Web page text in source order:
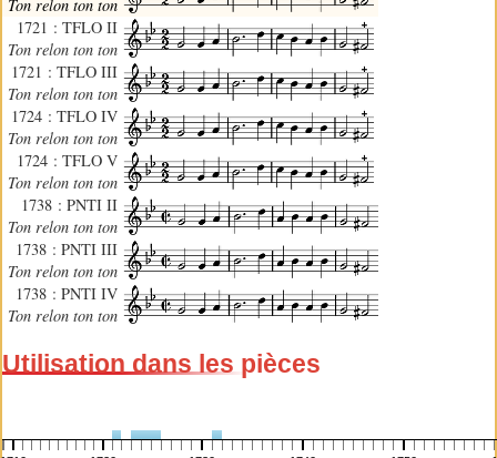
Ton relon ton ton
1721 : TFLO II
Ton relon ton ton
1721 : TFLO III
Ton relon ton ton
1724 : TFLO IV
Ton relon ton ton
1724 : TFLO V
Ton relon ton ton
1738 : PNTI II
Ton relon ton ton
1738 : PNTI III
Ton relon ton ton
1738 : PNTI IV
Ton relon ton ton
Utilisation dans les pièces